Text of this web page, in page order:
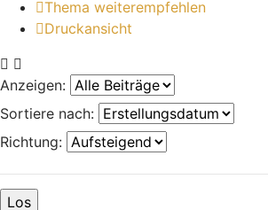
Thema weiterempfehlen
Druckansicht
Anzeigen:
Sortiere nach:
Richtung: